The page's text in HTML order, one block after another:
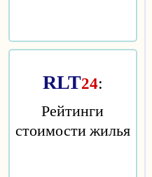
RLT24:
Рейтинги
стоимости жилья